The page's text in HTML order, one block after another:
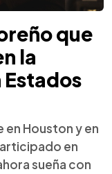
que
la
en Houston y en
en
sueña con